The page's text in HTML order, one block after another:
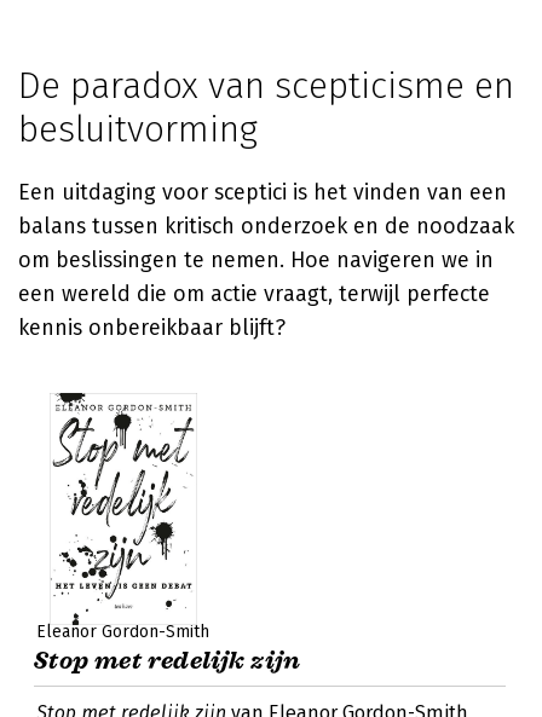
De paradox van scepticisme en
besluitvorming
Een uitdaging voor sceptici is het vinden van een
balans tussen kritisch onderzoek en de noodzaak
om beslissingen te nemen. Hoe navigeren we in
een wereld die om actie vraagt, terwijl perfecte
kennis onbereikbaar blijft?
Eleanor Gordon-Smith
Stop met redelijk zijn